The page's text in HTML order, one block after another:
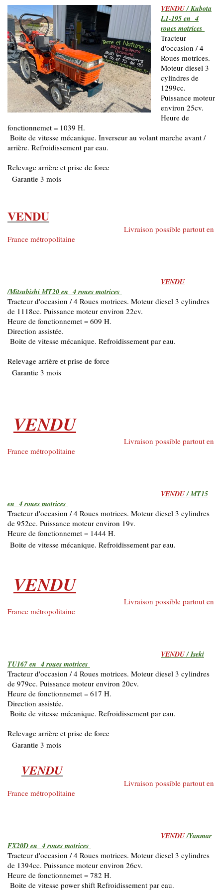
VENDU/ Kubota
L1-195 en 4
roues motrices
Tracteur
d'occasion / 4
Roues motrices.
Moteur diesel 3
cylindres de
1299cc.
Puissance moteur
environ 25cv.
Heure de
fonctionnemet = 1039 H.
Boite de vitesse mécanique. Inverseur au volant marche avant /
arrière. Refroidissement par eau.
Relevage arrière et prise de force
Garantie 3 mois
VENDU
Livraison possible partout en
France métropolitaine
VENDU
/Mitsubishi MT20 en 4 roues motrices
Tracteur d'occasion / 4 Roues motrices. Moteur diesel 3 cylindres
de 1118cc. Puissance moteur environ 22cv.
Heure de fonctionnemet = 609 H.
Direction assistée.
Boite de vitesse mécanique. Refroidissement par eau.
Relevage arrière et prise de force
Garantie 3 mois
VENDU
Livraison possible partout en
France métropolitaine
VENDU/ MT15
en 4 roues motrices
Tracteur d'occasion / 4 Roues motrices. Moteur diesel 3 cylindres
de 952cc. Puissance moteur environ 19v.
Heure de fonctionnemet = 1444 H.
Boite de vitesse mécanique. Refroidissement par eau.
VENDU
Livraison possible partout en
France métropolitaine
VENDU/ Iseki
TU167 en 4 roues motrices
Tracteur d'occasion / 4 Roues motrices. Moteur diesel 3 cylindres
de 979cc. Puissance moteur environ 20cv.
Heure de fonctionnemet = 617 H.
Direction assistée.
Boite de vitesse mécanique. Refroidissement par eau.
Relevage arrière et prise de force
Garantie 3 mois
VENDU
Livraison possible partout en
France métropolitaine
VENDU /Yanmar
FX20D en 4 roues motrices
Tracteur d'occasion / 4 Roues motrices. Moteur diesel 3 cylindres
de 1394cc. Puissance moteur environ 26cv.
Heure de fonctionnemet = 782 H.
Boite de vitesse power shift Refroidissement par eau.